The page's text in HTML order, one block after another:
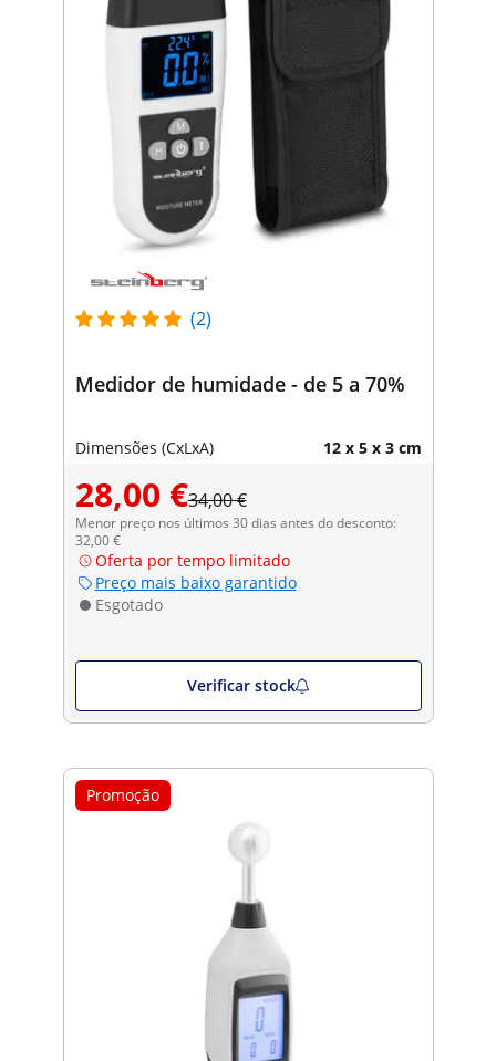
(2)
Medidor de humidade - de 5 a 70%
Dimensões (CxLxA) 12 x 5 x 3 cm
28,00 €34,00 €
Menor preço nos últimos 30 dias antes do desconto:
32,00 €
Oferta por tempo limitado
Preço mais baixo garantido
Esgotado
Verificar stock
Promoção